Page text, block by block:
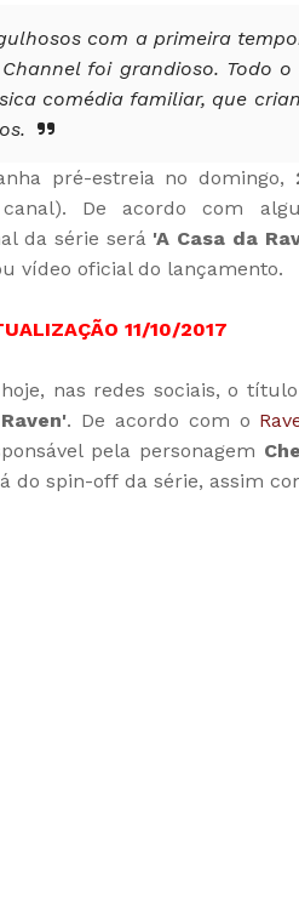
com a primeira
foi grandioso. Todo
comédia familiar, que
pré-estreia no domingo,
De acordo com
da série será 'A Casa da
vídeo oficial do lançamento.
11/10/2017
nas redes sociais, o
. De acordo com o
pela personagem
do spin-off da série, assim